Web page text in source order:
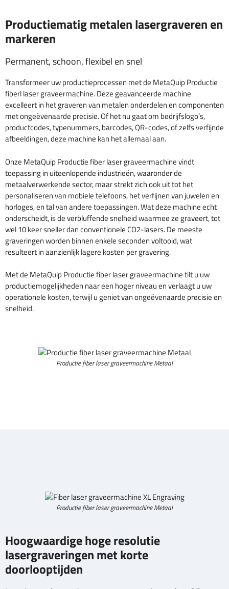
Productiematig metalen lasergraveren en
markeren
Permanent, schoon, flexibel en snel
Transformeer uw productieprocessen met de MetaQuip Productie
fiberl laser graveermachine. Deze geavanceerde machine
excelleert in het graveren van metalen onderdelen en componenten
met ongeëvenaarde precisie. Of het nu gaat om bedrijfslogo’s,
productcodes, typenummers, barcodes, QR-codes, of zelfs verfijnde
afbeeldingen, deze machine kan het allemaal aan.
Onze MetaQuip Productie fiber laser graveermachine vindt
toepassing in uiteenlopende industrieën, waaronder de
metaalverwerkende sector, maar strekt zich ook uit tot het
personaliseren van mobiele telefoons, het verfijnen van juwelen en
horloges, en tal van andere toepassingen. Wat deze machine echt
onderscheidt, is de verbluffende snelheid waarmee ze graveert, tot
wel 10 keer sneller dan conventionele CO2-lasers. De meeste
graveringen worden binnen enkele seconden voltooid, wat
resulteert in aanzienlijk lagere kosten per gravering.
Met de MetaQuip Productie fiber laser graveermachine tilt u uw
productiemogelijkheden naar een hoger niveau en verlaagt u uw
operationele kosten, terwijl u geniet van ongeëvenaarde precisie en
snelheid.
Productie fiber laser graveermachine Metaal
Productie fiber laser graveermachine Metaal
Hoogwaardige hoge resolutie
lasergraveringen met korte
doorlooptijden